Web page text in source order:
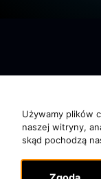
Używamy plików
naszej witryny,
skąd pochodzą